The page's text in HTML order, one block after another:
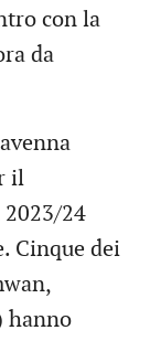
con la
da
il
2023/24
Cinque dei
hanno